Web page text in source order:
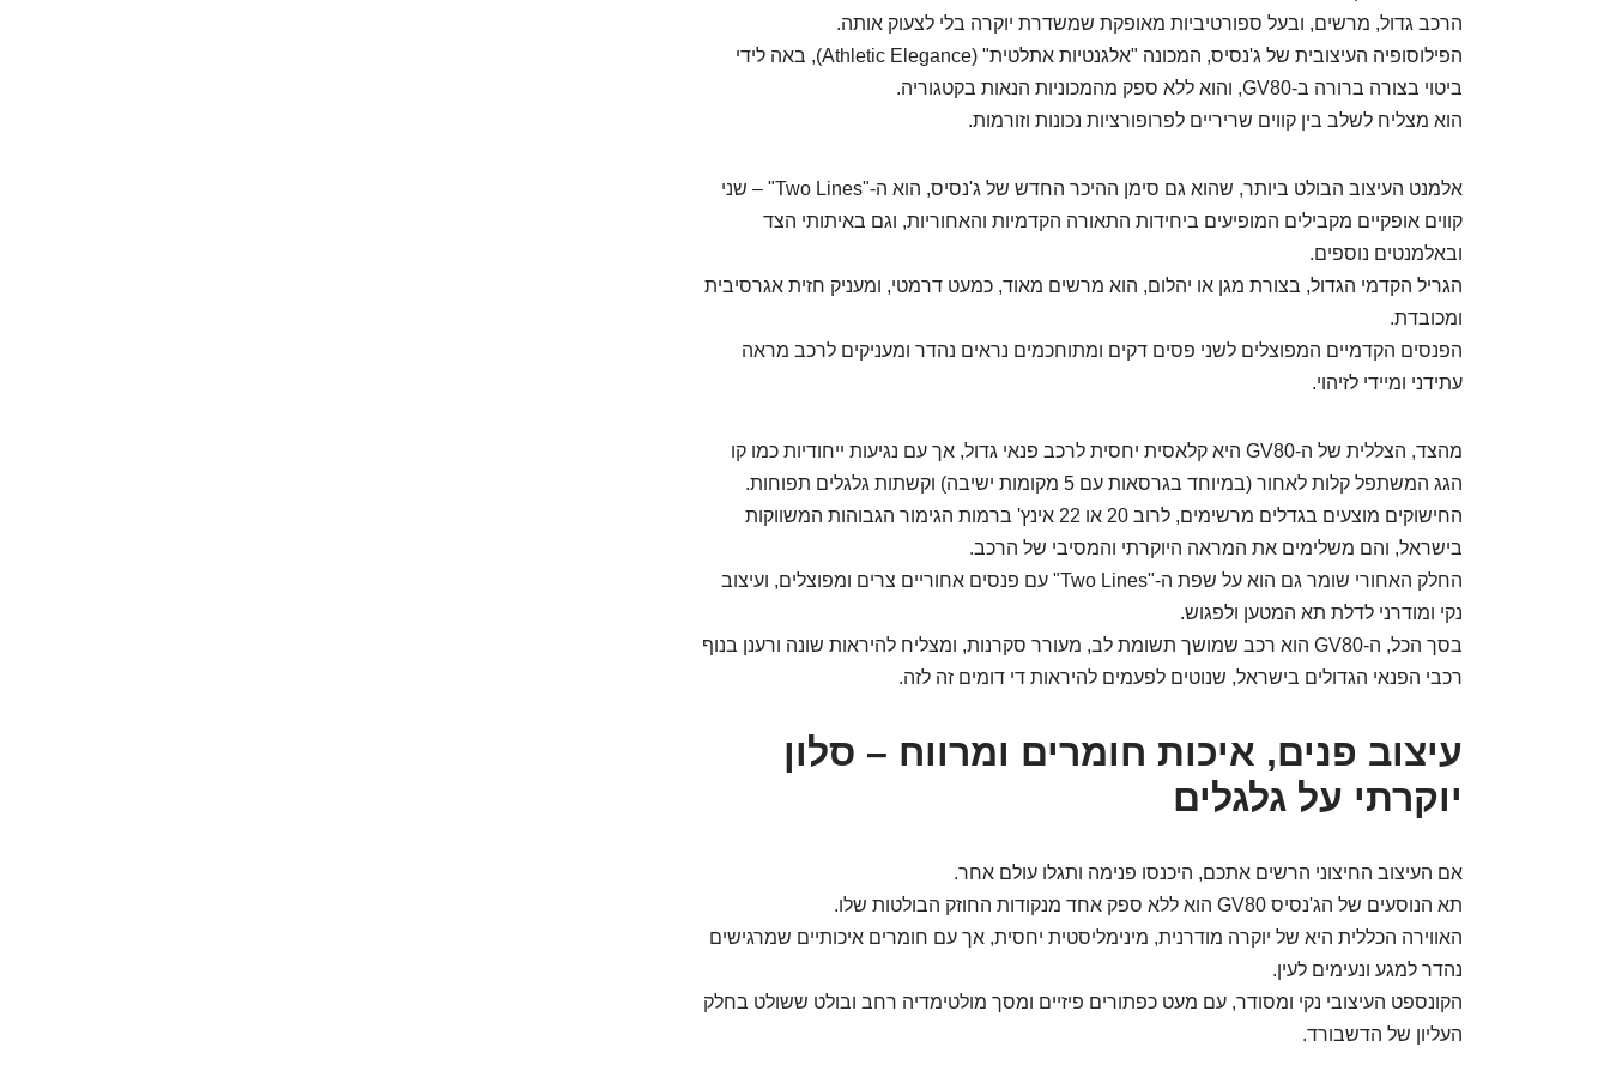
הרכב גדול, מרשים, ובעל ספורטיביות מאופקת שמשדרת יוקרה בלי לצעוק אותה.
הפילוסופיה העיצובית של ג'נסיס, המכונה "אלגנטיות אתלטית" (Athletic Elegance), באה לידי
ביטוי בצורה ברורה ב-GV80, והוא ללא ספק מהמכוניות הנאות בקטגוריה.
הוא מצליח לשלב בין קווים שריריים לפרופורציות נכונות וזורמות.
אלמנט העיצוב הבולט ביותר, שהוא גם סימן ההיכר החדש של ג'נסיס, הוא ה-"Two Lines" – שני
קווים אופקיים מקבילים המופיעים ביחידות התאורה הקדמיות והאחוריות, וגם באיתותי הצד
ובאלמנטים נוספים.
הגריל הקדמי הגדול, בצורת מגן או יהלום, הוא מרשים מאוד, כמעט דרמטי, ומעניק חזית אגרסיבית
ומכובדת.
הפנסים הקדמיים המפוצלים לשני פסים דקים ומתוחכמים נראים נהדר ומעניקים לרכב מראה
עתידני ומיידי לזיהוי.
מהצד, הצללית של ה-GV80 היא קלאסית יחסית לרכב פנאי גדול, אך עם נגיעות ייחודיות כמו קו
הגג המשתפל קלות לאחור (במיוחד בגרסאות עם 5 מקומות ישיבה) וקשתות גלגלים תפוחות.
החישוקים מוצעים בגדלים מרשימים, לרוב 20 או 22 אינץ' ברמות הגימור הגבוהות המשווקות
בישראל, והם משלימים את המראה היוקרתי והמסיבי של הרכב.
החלק האחורי שומר גם הוא על שפת ה-"Two Lines" עם פנסים אחוריים צרים ומפוצלים, ועיצוב
נקי ומודרני לדלת תא המטען ולפגוש.
בסך הכל, ה-GV80 הוא רכב שמושך תשומת לב, מעורר סקרנות, ומצליח להיראות שונה ורענן בנוף
רכבי הפנאי הגדולים בישראל, שנוטים לפעמים להיראות די דומים זה לזה.
עיצוב פנים, איכות חומרים ומרווח – סלון
יוקרתי על גלגלים
אם העיצוב החיצוני הרשים אתכם, היכנסו פנימה ותגלו עולם אחר.
תא הנוסעים של הג'נסיס GV80 הוא ללא ספק אחד מנקודות החוזק הבולטות שלו.
האווירה הכללית היא של יוקרה מודרנית, מינימליסטית יחסית, אך עם חומרים איכותיים שמרגישים
נהדר למגע ונעימים לעין.
הקונספט העיצובי נקי ומסודר, עם מעט כפתורים פיזיים ומסך מולטימדיה רחב ובולט ששולט בחלק
העליון של הדשבורד.